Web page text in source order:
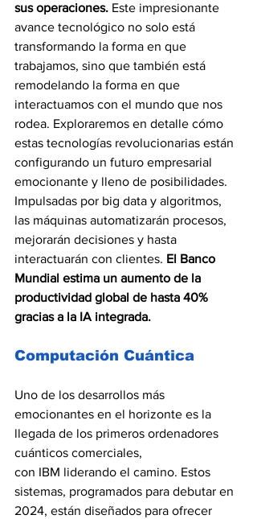
sus operaciones. Este impresionante
avance tecnológico no solo está
transformando la forma en que
trabajamos, sino que también está
remodelando la forma en que
interactuamos con el mundo que nos
rodea. Exploraremos en detalle cómo
estas tecnologías revolucionarias están
configurando un futuro empresarial
emocionante y lleno de posibilidades.
Impulsadas por big data y algoritmos,
las máquinas automatizarán procesos,
mejorarán decisiones y hasta
interactuarán con clientes. El Banco
Mundial estima un aumento de la
productividad global de hasta 40%
gracias a la IA integrada.
Computación Cuántica
Uno de los desarrollos más
emocionantes en el horizonte es la
llegada de los primeros ordenadores
cuánticos comerciales,
con IBM liderando el camino. Estos
sistemas, programados para debutar en
2024, están diseñados para ofrecer